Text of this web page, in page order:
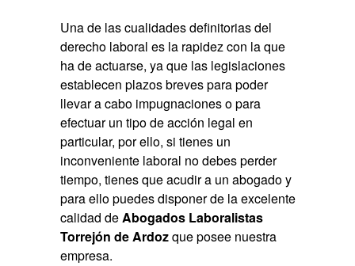
Una de las cualidades definitorias del
derecho laboral es la rapidez con la que
ha de actuarse, ya que las legislaciones
establecen plazos breves para poder
llevar a cabo impugnaciones o para
efectuar un tipo de acción legal en
particular, por ello, si tienes un
inconveniente laboral no debes perder
tiempo, tienes que acudir a un abogado y
para ello puedes disponer de la excelente
calidad deAbogados Laboralistas
Torrejón de Ardozque posee nuestra
empresa.